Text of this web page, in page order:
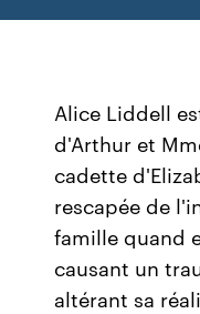
Alice Liddell
d'Arthur et
cadette
rescapée de
famille quand
causant un
altérant sa